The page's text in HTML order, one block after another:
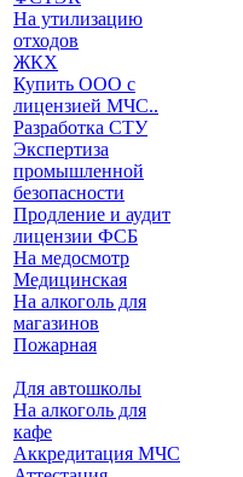
На утилизацию
отходов
ЖКХ
Купить ООО с
лицензией МЧС..
Разработка СТУ
Экспертиза
промышленной
безопасности
Продление и аудит
лицензии ФСБ
На медосмотр
Медицинская
На алкоголь для
магазинов
Пожарная
Для автошколы
На алкоголь для
кафе
Аккредитация МЧС